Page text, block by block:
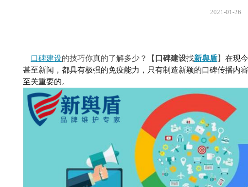
2021-01-26
口碑建设的技巧你真的了解多少？ 【 口碑建设找新舆盾】 在现今
甚至新闻，都具有极强的免疫能力，只有制造新颖的口碑传播内
至关重要的。